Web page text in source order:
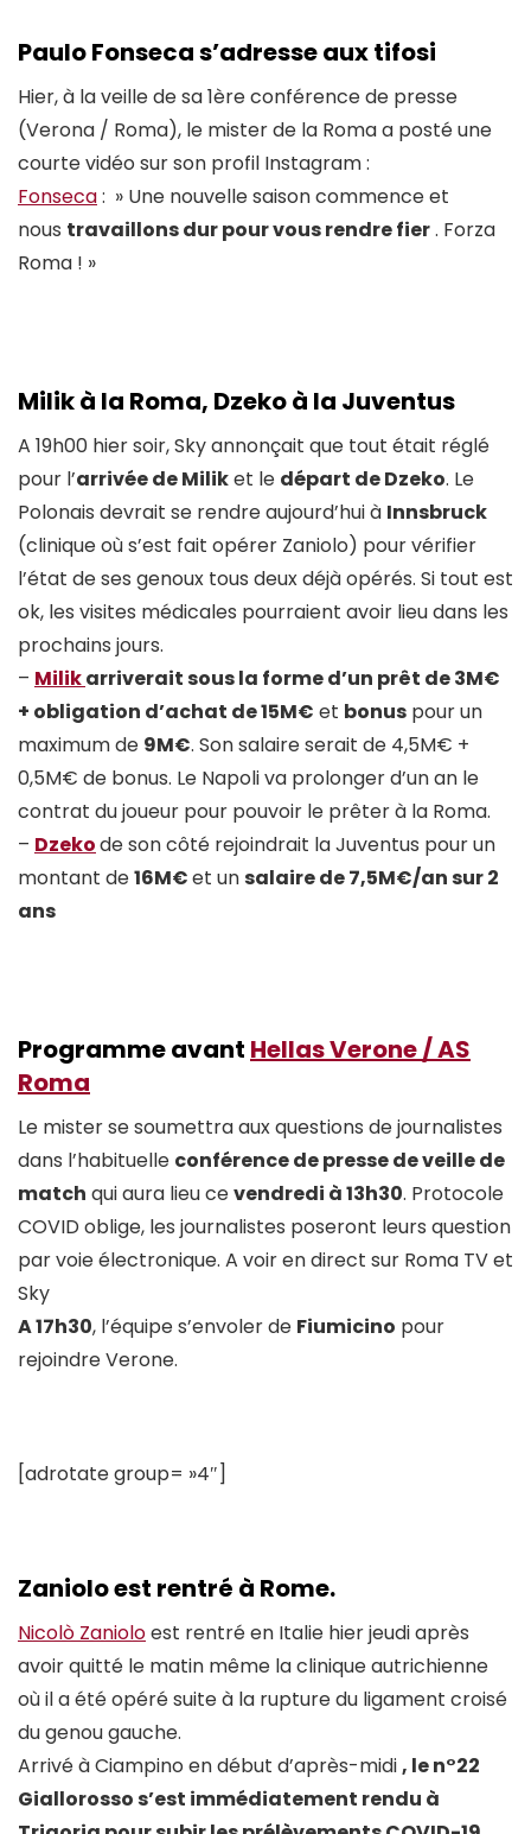
Paulo Fonseca s’adresse aux tifosi
Hier, à la veille de sa 1ère conférence de presse
(Verona / Roma), le mister de la Roma a posté une
courte vidéo sur son profil Instagram :
Fonseca: » Une nouvelle saison commence et
nous travaillons dur pour vous rendre fier. Forza
Roma ! »
Milik à la Roma, Dzeko à la Juventus
A 19h00 hier soir, Sky annonçait que tout était réglé
pour l’arrivée de Miliket le départ de Dzeko. Le
Polonais devrait se rendre aujourd’hui à Innsbruck
(clinique où s’est fait opérer Zaniolo) pour vérifier
l’état de ses genoux tous deux déjà opérés. Si tout est
ok, les visites médicales pourraient avoir lieu dans les
prochains jours.
– Milikarriverait sous la forme d’un prêt de 3M€
+ obligation d’achat de 15M€ et bonus pour un
maximum de 9M€. Son salaire serait de 4,5M€ +
0,5M€ de bonus. Le Napoli va prolonger d’un an le
contrat du joueur pour pouvoir le prêter à la Roma.
– Dzekode son côté rejoindrait la Juventus pour un
montant de16M€et unsalaire de 7,5M€/an sur 2
ans
Programme avant Hellas Verone / AS
Roma
Le mister se soumettra aux questions de journalistes
dans l’habituelle conférence de presse de veille de
match qui aura lieu cevendredi à 13h30. Protocole
COVID oblige, les journalistes poseront leurs question
par voie électronique. A voir en direct sur Roma TV et
Sky
A 17h30, l’équipe s’envoler de Fiumicino pour
rejoindre Verone.
[adrotate group= »4″]
Zaniolo est rentré à Rome.
Nicolò Zanioloest rentré en Italie hier jeudi après
avoir quitté le matin même la clinique autrichienne
où il a été opéré suite à la rupture du ligament croisé
du genou gauche.
Arrivé à Ciampino en début d’après-midi, le n°22
Giallorosso s’est immédiatement rendu à